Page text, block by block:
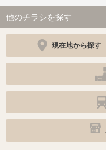
他のチラシを探す
現在地から探す